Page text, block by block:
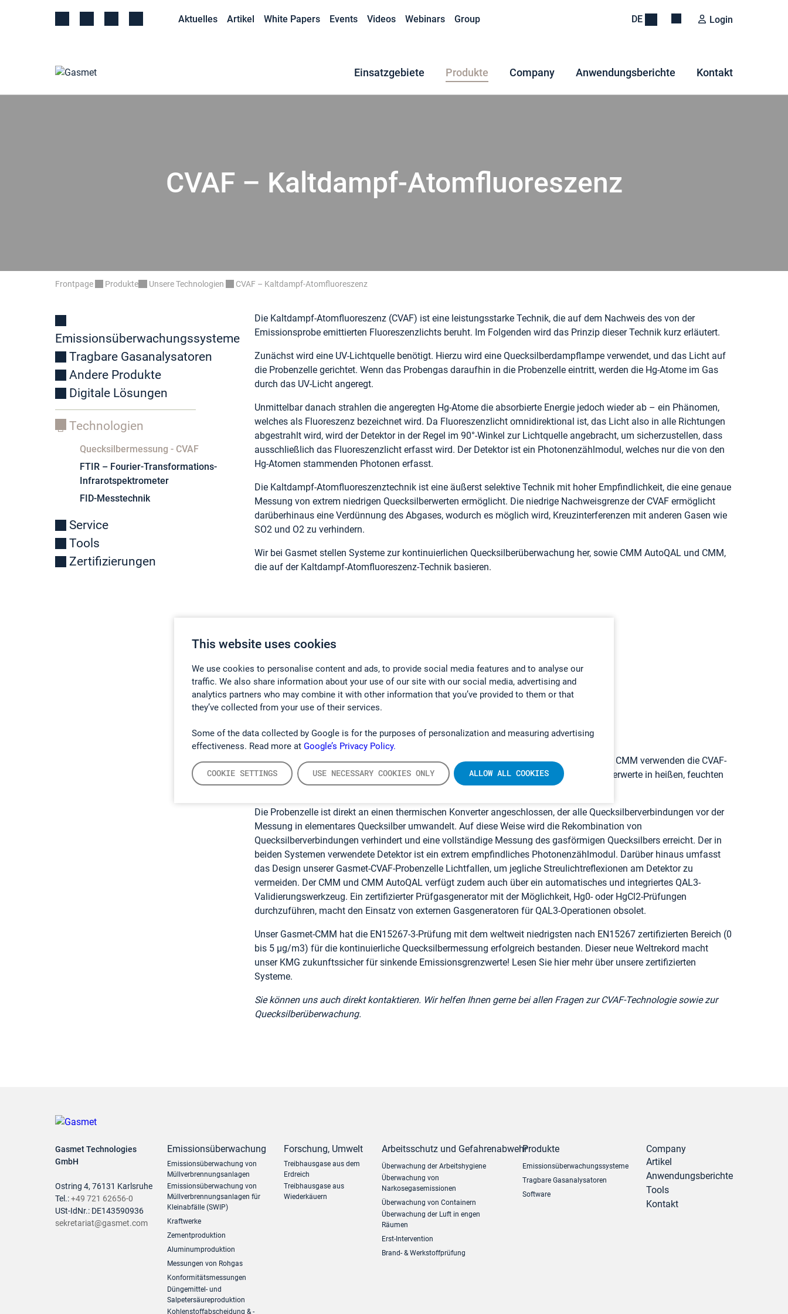
This website uses cookies
We use cookies to personalise content and ads, to provide social media features and to analyse our
traffic. We also share information about your use of our site with our social media, advertising and
analytics partners who may combine it with other information that you’ve provided to them or that
they’ve collected from your use of their services.
Some of the data collected by Google is for the purposes of personalization and measuring advertising
effectiveness. Read more at Google’s Privacy Policy.
COOKIE SETTINGS USE NECESSARY COOKIES ONLY ALLOW ALL COOKIES
Aktuelles Artikel White Papers Events Videos Webinars Group DE Login
Einsatzgebiete Produkte Company Anwendungsberichte Kontakt
CVAF – Kaltdampf-Atomfluoreszenz
Frontpage Produkte Unsere Technologien CVAF – Kaltdampf-Atomfluoreszenz
Emissionsüberwachungssysteme
Tragbare Gasanalysatoren
Andere Produkte
Digitale Lösungen
Technologien
Quecksilbermessung - CVAF
FTIR – Fourier-Transformations-
Infrarotspektrometer
FID-Messtechnik
Service
Tools
Zertifizierungen
Die Kaltdampf-Atomfluoreszenz (CVAF) ist eine leistungsstarke Technik, die auf dem Nachweis des von der
Emissionsprobe emittierten Fluoreszenzlichts beruht. Im Folgenden wird das Prinzip dieser Technik kurz erläutert.
Zunächst wird eine UV-Lichtquelle benötigt. Hierzu wird eine Quecksilberdampflampe verwendet, und das Licht auf
die Probenzelle gerichtet. Wenn das Probengas daraufhin in die Probenzelle eintritt, werden die Hg-Atome im Gas
durch das UV-Licht angeregt.
Unmittelbar danach strahlen die angeregten Hg-Atome die absorbierte Energie jedoch wieder ab – ein Phänomen,
welches als Fluoreszenz bezeichnet wird. Da Fluoreszenzlicht omnidirektional ist, das Licht also in alle Richtungen
abgestrahlt wird, wird der Detektor in der Regel im 90°-Winkel zur Lichtquelle angebracht, um sicherzustellen, dass
ausschließlich das Fluoreszenzlicht erfasst wird. Der Detektor ist ein Photonenzählmodul, welches nur die von den
Hg-Atomen stammenden Photonen erfasst.
Die Kaltdampf-Atomfluoreszenztechnik ist eine äußerst selektive Technik mit hoher Empfindlichkeit, die eine genaue
Messung von extrem niedrigen Quecksilberwerten ermöglicht. Die niedrige Nachweisgrenze der CVAF ermöglicht
darüberhinaus eine Verdünnung des Abgases, wodurch es möglich wird, Kreuzinterferenzen mit anderen Gasen wie
SO2 und O2 zu verhindern.
Wir bei Gasmet stellen Systeme zur kontinuierlichen Quecksilberüberwachung her, sowie CMM AutoQAL und CMM,
die auf der Kaltdampf-Atomfluoreszenz-Technik basieren.
Äußerste Selektivität
Zukunftssichere Technik
Unsere Gasmet-Lösung
Unsere kontinuierlichen Gasmet-Quecksilberüberwachungssysteme CMM AutoQAL und CMM verwenden die CVAF-
Technik mit unserem speziellen Gasmet-Design, das die Messung niedrigster Quecksilberwerte in heißen, feuchten
und korrosiven Gasströmen ermöglicht.
Die Probenzelle ist direkt an einen thermischen Konverter angeschlossen, der alle Quecksilberverbindungen vor der
Messung in elementares Quecksilber umwandelt. Auf diese Weise wird die Rekombination von
Quecksilberverbindungen verhindert und eine vollständige Messung des gasförmigen Quecksilbers erreicht. Der in
beiden Systemen verwendete Detektor ist ein extrem empfindliches Photonenzählmodul. Darüber hinaus umfasst
das Design unserer Gasmet-CVAF-Probenzelle Lichtfallen, um jegliche Streulichtreflexionen am Detektor zu
vermeiden. Der CMM und CMM AutoQAL verfügt zudem auch über ein automatisches und integriertes QAL3-
Validierungswerkzeug. Ein zertifizierter Prüfgasgenerator mit der Möglichkeit, Hg0- oder HgCl2-Prüfungen
durchzuführen, macht den Einsatz von externen Gasgeneratoren für QAL3-Operationen obsolet.
Unser Gasmet-CMM hat die EN15267-3-Prüfung mit dem weltweit niedrigsten nach EN15267 zertifizierten Bereich (0
bis 5 µg/m3) für die kontinuierliche Quecksilbermessung erfolgreich bestanden. Dieser neue Weltrekord macht
unser KMG zukunftssicher für sinkende Emissionsgrenzwerte! Lesen Sie hier mehr über unsere zertifizierten
Systeme.
Sie können uns auch direkt kontaktieren. Wir helfen Ihnen gerne bei allen Fragen zur CVAF-Technologie sowie zur
Quecksilberüberwachung.
Gasmet Technologies
GmbH
Ostring 4, 76131 Karlsruhe
Tel.:+49 721 62656-0
USt-IdNr.: DE143590936
sekretariat@gasmet.com
Emissionsüberwachung
Emissionsüberwachung von
Müllverbrennungsanlagen
Emissionsüberwachung von
Müllverbrennungsanlagen für
Kleinabfälle (SWIP)
Kraftwerke
Zementproduktion
Aluminumproduktion
Messungen von Rohgas
Konformitätsmessungen
Düngemittel- und
Salpetersäureproduktion
Kohlenstoffabscheidung & -
Forschung, Umwelt
Treibhausgase aus dem
Erdreich
Treibhausgase aus
Wiederkäuern
Arbeitsschutz und Gefahrenabwehr
Überwachung der Arbeitshygiene
Überwachung von
Narkosegasemissionen
Überwachung von Containern
Überwachung der Luft in engen
Räumen
Erst-Intervention
Brand- & Werkstoffprüfung
Produkte
Emissionsüberwachungssysteme
Tragbare Gasanalysatoren
Software
Company
Artikel
Anwendungsberichte
Tools
Kontakt